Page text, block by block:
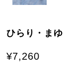
ひらり・ま
¥7,260